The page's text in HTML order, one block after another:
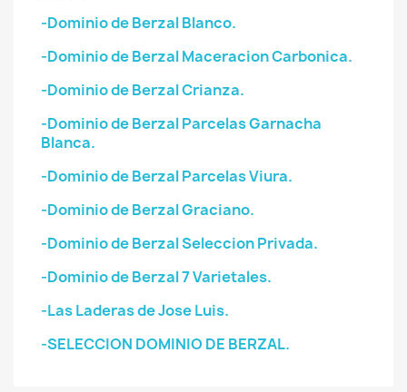
-Dominio de Berzal Blanco.
-Dominio de Berzal Maceracion Carbonica.
-Dominio de Berzal Crianza.
-Dominio de Berzal Parcelas Garnacha
Blanca.
-Dominio de Berzal Parcelas Viura.
-Dominio de Berzal Graciano.
-Dominio de Berzal Seleccion Privada.
-Dominio de Berzal 7 Varietales.
-Las Laderas de Jose Luis.
-SELECCION DOMINIO DE BERZAL.